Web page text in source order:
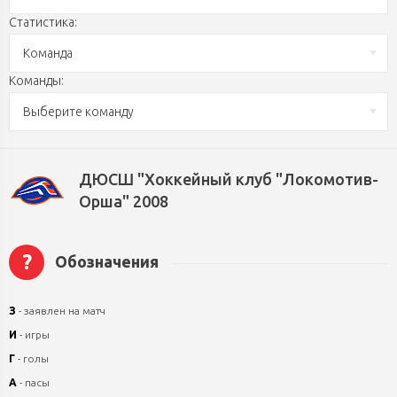
Статистика:
Команда
Команды:
Выберите команду
ДЮСШ "Хоккейный клуб "Локомотив-
Орша" 2008
? Обозначения
З - заявлен на матч
И - игры
Г - голы
А - пасы